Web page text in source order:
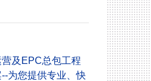
及EPC总包工程
为您提供专业、快